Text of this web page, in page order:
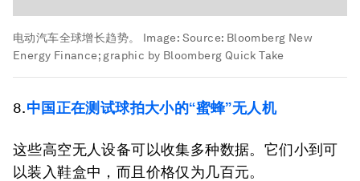
电动汽车全球增长趋势。 Image: Source: Bloomberg New
Energy Finance; graphic by Bloomberg Quick Take
8.中国正在测试球拍大小的“蜜蜂”无人机
这些高空无人设备可以收集多种数据。它们小到可
以装入鞋盒中，而且价格仅为几百元。